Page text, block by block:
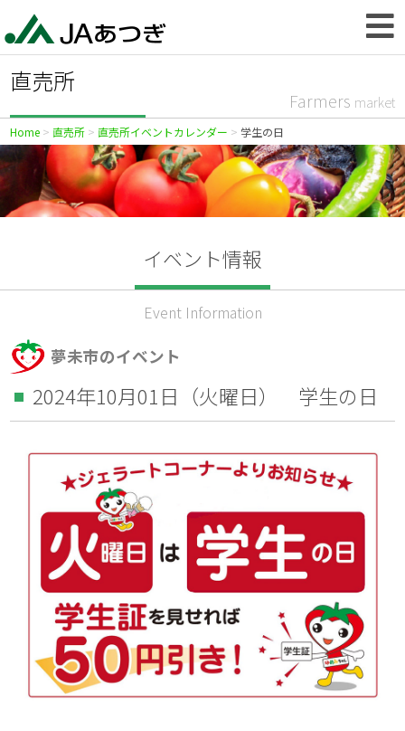
直売所
Farmers market
Home 直売所 直売所イベントカレンダー 学生の日
イベント情報
Event Information
夢未市のイベント
2024年10月01日（火曜日） 学生の日